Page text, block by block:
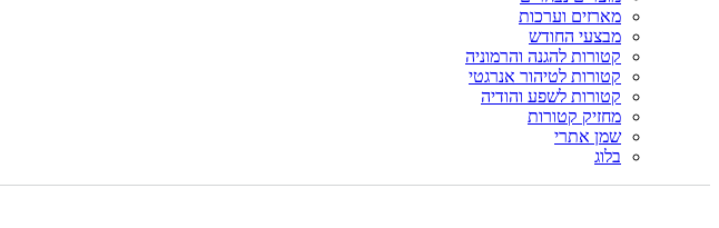
מארזים וערכות
מבצעי החודש
קטורות להגנה והרמוניה
קטורות לטיהור אנרגטי
קטורות לשפע והודיה
מחזיק קטורות
שמן אתרי
בלוג